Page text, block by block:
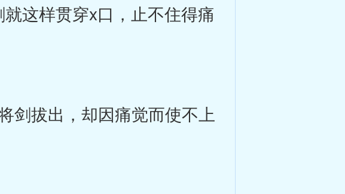
这样贯穿x口，止不住得痛
拔出，却因痛觉而使不上